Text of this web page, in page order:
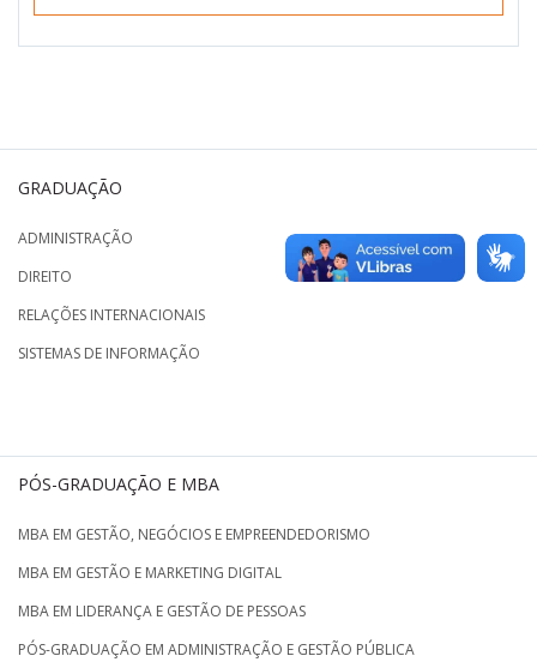
GRADUAÇÃO
ADMINISTRAÇÃO
DIREITO
RELAÇÕES INTERNACIONAIS
SISTEMAS DE INFORMAÇÃO
PÓS-GRADUAÇÃO E MBA
MBA EM GESTÃO, NEGÓCIOS E EMPREENDEDORISMO
MBA EM GESTÃO E MARKETING DIGITAL
MBA EM LIDERANÇA E GESTÃO DE PESSOAS
PÓS-GRADUAÇÃO EM ADMINISTRAÇÃO E GESTÃO PÚBLICA